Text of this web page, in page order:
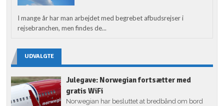
I mange år har man arbejdet med begrebet afbudsrejser i
rejsebranchen, men findes de...
UDVALGTE
Julegave: Norwegian fortsætter med
gratis WiFi
Norwegian har besluttet at bredbånd om bord